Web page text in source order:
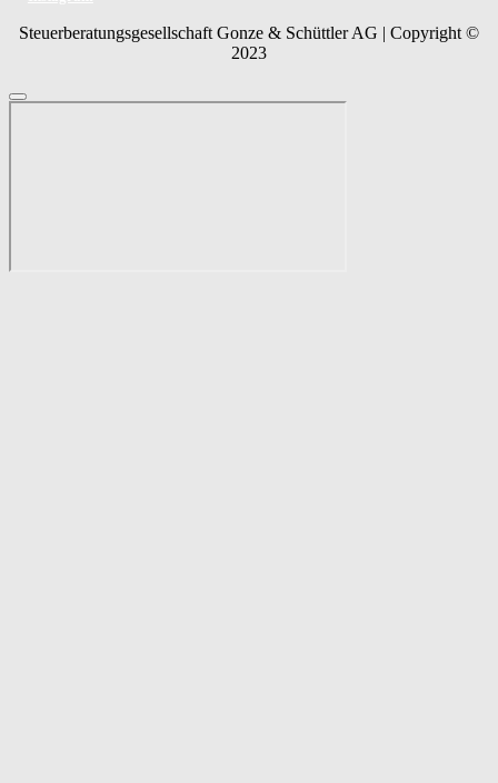
Steuerberatungsgesellschaft Gonze & Schüttler AG | Copyright ©
2023